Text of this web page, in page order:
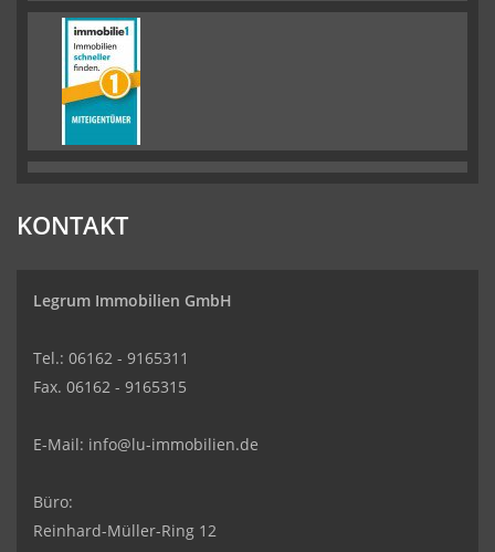
KONTAKT
Legrum Immobilien GmbH
Tel.: 06162 - 9165311
Fax. 06162 - 9165315
E-Mail: info@lu-immobilien.de
Büro:
Reinhard-Müller-Ring 12